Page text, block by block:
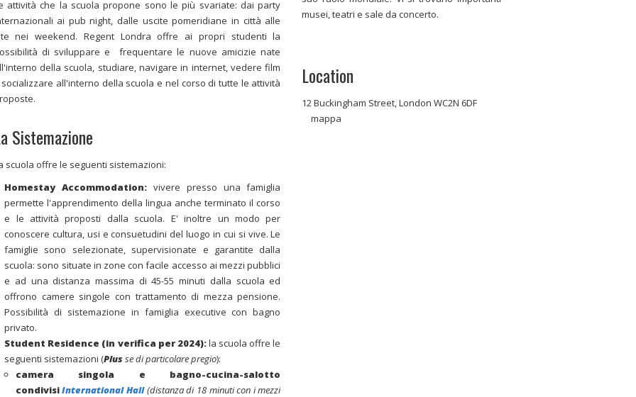
attività che la scuola propone sono le più svariate: dai party
ai pub night, dalle uscite pomeridiane in città alle
nei weekend. Regent Londra offre ai propri studenti la
di sviluppare e frequentare le nuove amicizie nate
della scuola, studiare, navigare in internet, vedere film
all'interno della scuola e nel corso di tutte le attività
Sistemazione
scuola offre le seguenti sistemazioni:
Homestay Accommodation: vivere presso una famiglia
permette l'apprendimento della lingua anche terminato il corso
e le attività proposti dalla scuola. E' inoltre un modo per
conoscere cultura, usi e consuetudini del luogo in cui si vive. Le
famiglie sono selezionate, supervisionate e garantite dalla
scuola: sono situate in zone con facile accesso ai mezzi pubblici
e ad una distanza massima di 45-55 minuti dalla scuola ed
offrono camere singole con trattamento di mezza pensione.
Possibilità di sistemazione in famiglia executive con bagno
privato.
Student Residence (in verifica per 2024):la scuola offre le
seguenti sistemazioni (Plus se di particolare pregio):
camera singola e bagno-cucina-salotto
condivisiInternational Hall (distanza di 18 minuti con i mezzi
musei, teatri e sale da concerto.
Location
12 Buckingham Street, London WC2N 6DF
mappa